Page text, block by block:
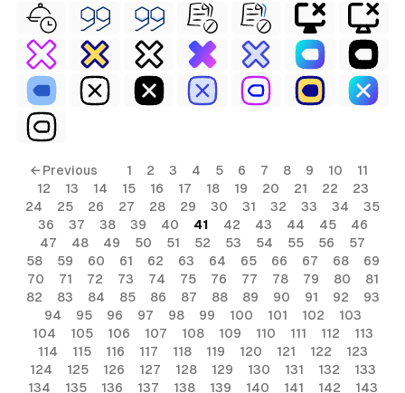
← Previous 1 2 3 4 5 6 7 8 9 10
11
12
13 14 15 16 17 18 19 20 21 22
23
24
25 26 27 28 29 30 31 32 33 34
35
36
37 38 39 40 41 42 43 44 45
46
47
48 49 50 51 52 53 54 55 56
57
58
59 60 61 62 63 64 65 66 67 68
69
70
71 72 73 74 75 76 77 78 79 80
81
82
83 84 85 86 87 88 89 90 91 92
93
94
95 96 97 98 99 100 101 102
103
104
105 106 107 108 109 110 111 112
113
114
115 116 117 118 119 120 121 122
123
124
125 126 127 128 129 130 131 132
133
134
135 136 137 138 139 140 141 142 143